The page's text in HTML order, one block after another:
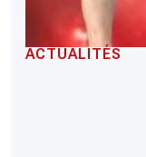
ACTUALITÉS